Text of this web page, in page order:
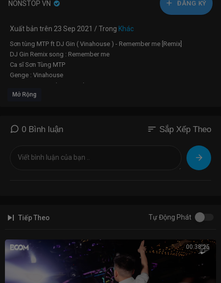
NONSTOP VN ĐĂNG KÝ
Xuất bản trên 23 Sep 2021 / Trong Khác
Sơn tùng MTP ft DJ Gin ( Vinahouse ) - Remember me [Remix]
DJ Gin Remix song : Remember me
Ca sĩ Sơn Tùng MTP
Genge : Vinahouse
#Sontungmtp#djgin#vinahouse
Mở Rộng
0 Bình luận sort Sắp Xếp Theo
Tiếp Theo Tự Động Phát
00:38:25